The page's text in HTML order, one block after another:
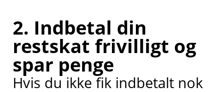
2. Indbetal din
restskat frivilligt og
spar penge
Hvis du ikke fik indbetalt nok